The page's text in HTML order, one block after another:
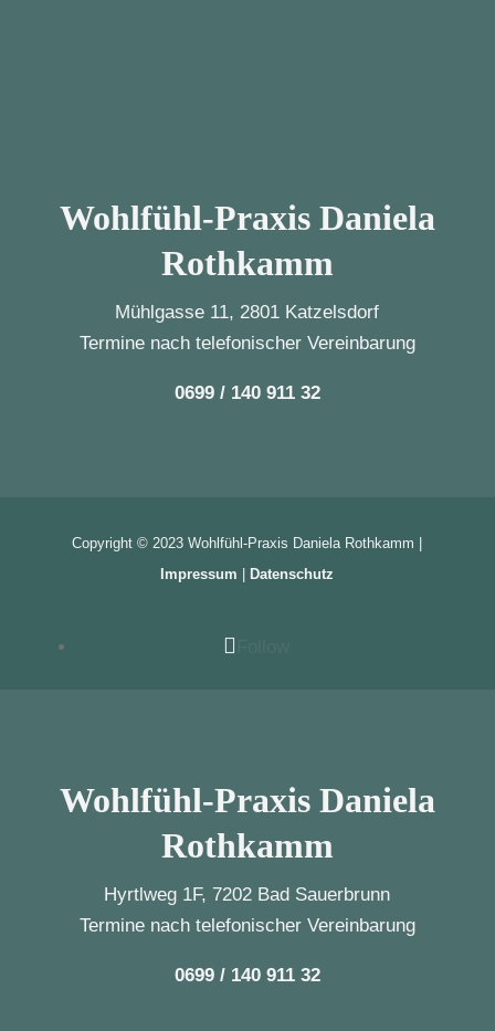
Wohlfühl-Praxis Daniela
Rothkamm
Mühlgasse 11, 2801 Katzelsdorf
Termine nach telefonischer Vereinbarung
0699 / 140 911 32
Copyright © 2023 Wohlfühl-Praxis Daniela Rothkamm |
Impressum | Datenschutz
Wohlfühl-Praxis Daniela
Rothkamm
Hyrtlweg 1F, 7202 Bad Sauerbrunn
Termine nach telefonischer Vereinbarung
0699 / 140 911 32